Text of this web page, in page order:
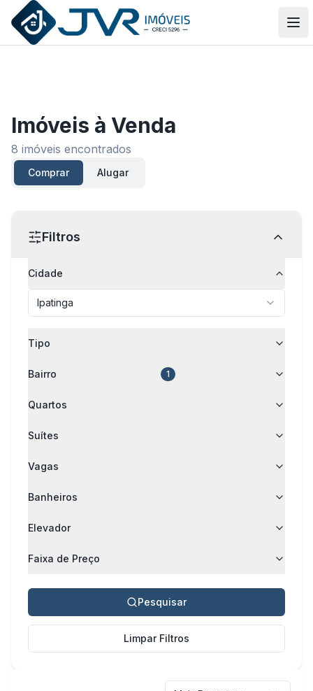
JVR Imóveis
Imóveis à Venda
8 imóveis encontrados
Comprar Alugar
Filtros
Cidade
Ipatinga
Tipo
Bairro 1
Quartos
Suítes
Vagas
Banheiros
Elevador
Faixa de Preço
Pesquisar
Limpar Filtros